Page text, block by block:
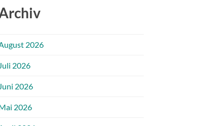
2026
Juli 2026
Juni 2026
2026